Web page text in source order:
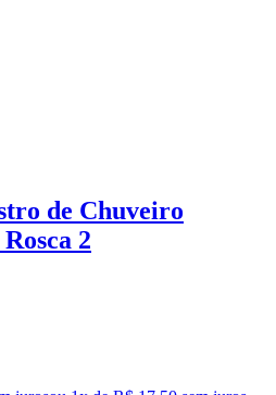
de Chuveiro
2